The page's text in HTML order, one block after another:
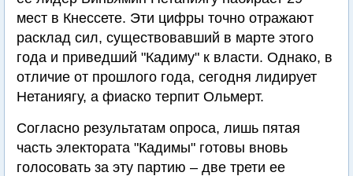
мест в Кнессете. Эти цифры точно отражают
расклад сил, существовавший в марте этого
года и приведший "Кадиму" к власти. Однако, в
отличие от прошлого года, сегодня лидирует
Нетаниягу, а фиаско терпит Ольмерт.
Согласно результатам опроса, лишь пятая
часть электората "Кадимы" готовы вновь
голосовать за эту партию – две трети ее